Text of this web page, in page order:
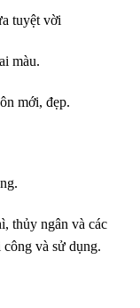
tuyệt vời
màu.
mới, đẹp.
thủy ngân và các
và sử dụng.